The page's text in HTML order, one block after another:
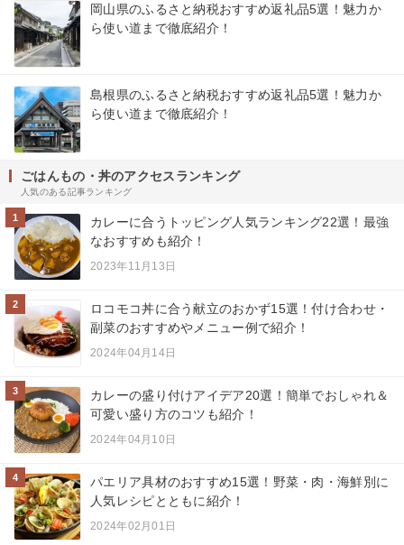
岡山県のふるさと納税おすすめ返礼品5選！魅力か
ら使い道まで徹底紹介！
島根県のふるさと納税おすすめ返礼品5選！魅力か
ら使い道まで徹底紹介！
ごはんもの・丼のアクセスランキング
人気のある記事ランキング
1
カレーに合うトッピング人気ランキング22選！最強
なおすすめも紹介！
2023年11月13日
2
ロコモコ丼に合う献立のおかず15選！付け合わせ・
副菜のおすすめやメニュー例で紹介！
2024年04月14日
3
カレーの盛り付けアイデア20選！簡単でおしゃれ＆
可愛い盛り方のコツも紹介！
2024年04月10日
4
パエリア具材のおすすめ15選！野菜・肉・海鮮別に
人気レシピとともに紹介！
2024年02月01日